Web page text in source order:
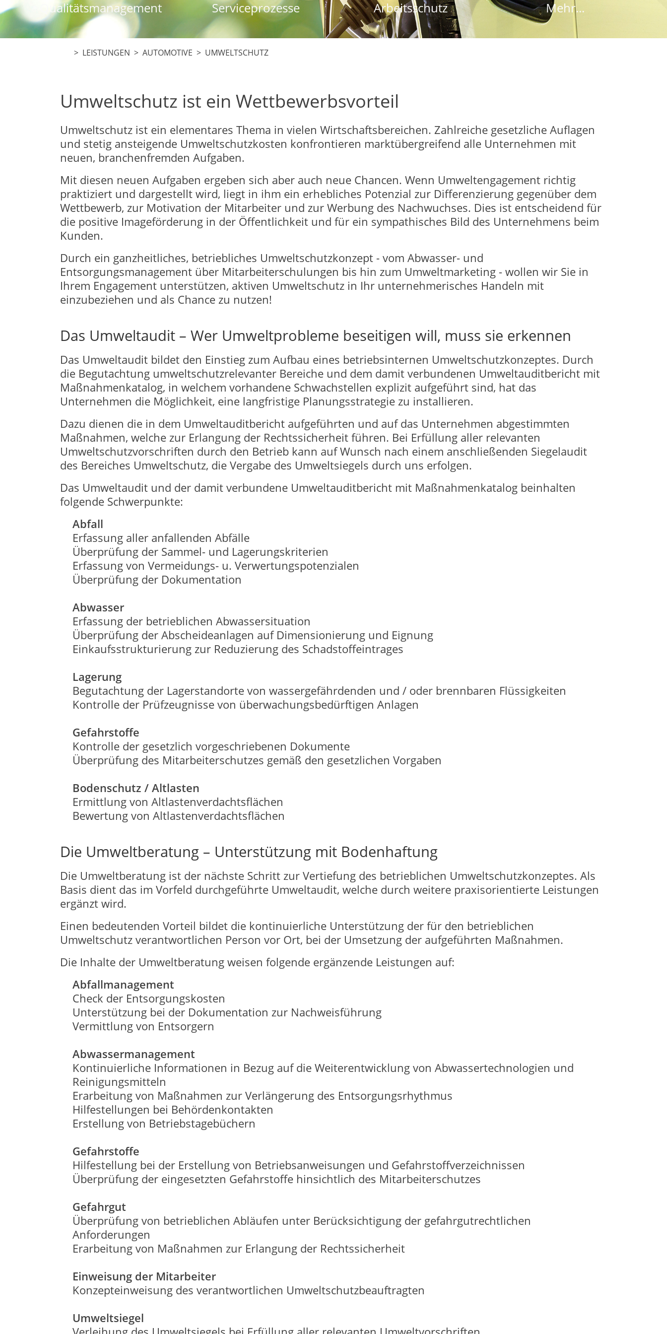
Qualitätsmanagement Serviceprozesse Arbeitsschutz Mehr...
> LEISTUNGEN > AUTOMOTIVE > UMWELTSCHUTZ
Umweltschutz ist ein Wettbewerbsvorteil
Umweltschutz ist ein elementares Thema in vielen Wirtschaftsbereichen. Zahlreiche gesetzliche Auflagen
und stetig ansteigende Umweltschutzkosten konfrontieren marktübergreifend alle Unternehmen mit
neuen, branchenfremden Aufgaben.
Mit diesen neuen Aufgaben ergeben sich aber auch neue Chancen. Wenn Umweltengagement richtig
praktiziert und dargestellt wird, liegt in ihm ein erhebliches Potenzial zur Differenzierung gegenüber dem
Wettbewerb, zur Motivation der Mitarbeiter und zur Werbung des Nachwuchses. Dies ist entscheidend für
die positive Imageförderung in der Öffentlichkeit und für ein sympathisches Bild des Unternehmens beim
Kunden.
Durch ein ganzheitliches, betriebliches Umweltschutzkonzept - vom Abwasser- und
Entsorgungsmanagement über Mitarbeiterschulungen bis hin zum Umweltmarketing - wollen wir Sie in
Ihrem Engagement unterstützen, aktiven Umweltschutz in Ihr unternehmerisches Handeln mit
einzubeziehen und als Chance zu nutzen!
Das Umweltaudit – Wer Umweltprobleme beseitigen will, muss sie erkennen
Das Umweltaudit bildet den Einstieg zum Aufbau eines betriebsinternen Umweltschutzkonzeptes. Durch
die Begutachtung umweltschutzrelevanter Bereiche und dem damit verbundenen Umweltauditbericht mit
Maßnahmenkatalog, in welchem vorhandene Schwachstellen explizit aufgeführt sind, hat das
Unternehmen die Möglichkeit, eine langfristige Planungsstrategie zu installieren.
Dazu dienen die in dem Umweltauditbericht aufgeführten und auf das Unternehmen abgestimmten
Maßnahmen, welche zur Erlangung der Rechtssicherheit führen. Bei Erfüllung aller relevanten
Umweltschutzvorschriften durch den Betrieb kann auf Wunsch nach einem anschließenden Siegelaudit
des Bereiches Umweltschutz, die Vergabe des Umweltsiegels durch uns erfolgen.
Das Umweltaudit und der damit verbundene Umweltauditbericht mit Maßnahmenkatalog beinhalten
folgende Schwerpunkte:
Abfall
Erfassung aller anfallenden Abfälle
Überprüfung der Sammel- und Lagerungskriterien
Erfassung von Vermeidungs- u. Verwertungspotenzialen
Überprüfung der Dokumentation
Abwasser
Erfassung der betrieblichen Abwassersituation
Überprüfung der Abscheideanlagen auf Dimensionierung und Eignung
Einkaufsstrukturierung zur Reduzierung des Schadstoffeintrages
Lagerung
Begutachtung der Lagerstandorte von wassergefährdenden und / oder brennbaren Flüssigkeiten
Kontrolle der Prüfzeugnisse von überwachungsbedürftigen Anlagen
Gefahrstoffe
Kontrolle der gesetzlich vorgeschriebenen Dokumente
Überprüfung des Mitarbeiterschutzes gemäß den gesetzlichen Vorgaben
Bodenschutz / Altlasten
Ermittlung von Altlastenverdachtsflächen
Bewertung von Altlastenverdachtsflächen
Die Umweltberatung – Unterstützung mit Bodenhaftung
Die Umweltberatung ist der nächste Schritt zur Vertiefung des betrieblichen Umweltschutzkonzeptes. Als
Basis dient das im Vorfeld durchgeführte Umweltaudit, welche durch weitere praxisorientierte Leistungen
ergänzt wird.
Einen bedeutenden Vorteil bildet die kontinuierliche Unterstützung der für den betrieblichen
Umweltschutz verantwortlichen Person vor Ort, bei der Umsetzung der aufgeführten Maßnahmen.
Die Inhalte der Umweltberatung weisen folgende ergänzende Leistungen auf:
Abfallmanagement
Check der Entsorgungskosten
Unterstützung bei der Dokumentation zur Nachweisführung
Vermittlung von Entsorgern
Abwassermanagement
Kontinuierliche Informationen in Bezug auf die Weiterentwicklung von Abwassertechnologien und
Reinigungsmitteln
Erarbeitung von Maßnahmen zur Verlängerung des Entsorgungsrhythmus
Hilfestellungen bei Behördenkontakten
Erstellung von Betriebstagebüchern
Gefahrstoffe
Hilfestellung bei der Erstellung von Betriebsanweisungen und Gefahrstoffverzeichnissen
Überprüfung der eingesetzten Gefahrstoffe hinsichtlich des Mitarbeiterschutzes
Gefahrgut
Überprüfung von betrieblichen Abläufen unter Berücksichtigung der gefahrgutrechtlichen
Anforderungen
Erarbeitung von Maßnahmen zur Erlangung der Rechtssicherheit
Einweisung der Mitarbeiter
Konzepteinweisung des verantwortlichen Umweltschutzbeauftragten
Umweltsiegel